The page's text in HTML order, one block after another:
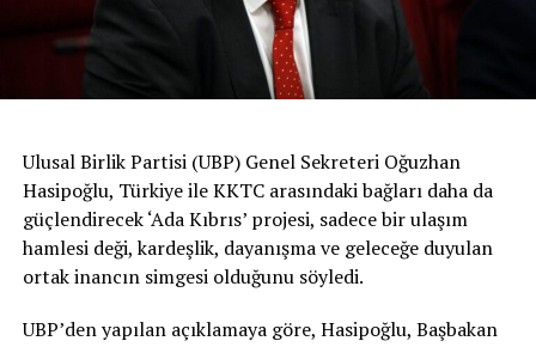
Ulusal Birlik Partisi (UBP) Genel Sekreteri Oğuzhan
Hasipoğlu, Türkiye ile KKTC arasındaki bağları daha da
güçlendirecek ‘Ada Kıbrıs’ projesi, sadece bir ulaşım
hamlesi deği, kardeşlik, dayanışma ve geleceğe duyulan
ortak inancın simgesi olduğunu söyledi.
UBP’den yapılan açıklamaya göre, Hasipoğlu, Başbakan